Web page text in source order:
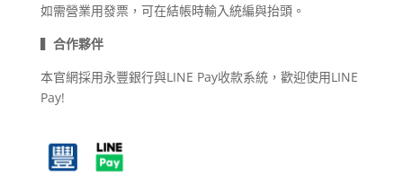
如需營業用發票，可在結帳時輸入統編與抬頭。
▍ 合作夥伴
本官網採用永豐銀行與LINE Pay收款系統， 歡迎使用LINE
Pay!